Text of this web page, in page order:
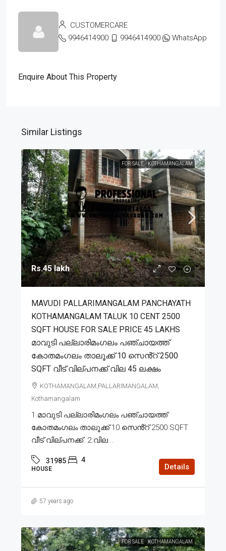
CUSTOMERCARE
9946414900
9946414900 WhatsApp
Enquire About This Property
Similar Listings
FOR SALE KOTHAMANGALAM
Rs.45 lakh
MAVUDI PALLARIMANGALAM PANCHAYATH
KOTHAMANGALAM TALUK 10 CENT 2500
SQFT HOUSE FOR SALE PRICE 45 LAKHS
മാവുടി പല്ലാരിമംഗലം പഞ്ചായത്ത്
കോതമംഗലം താലൂക്ക് 10 സെൻ്റ് 2500
SQFT വീട് വില്പനക്ക് വില 45 ലക്ഷം
KOTHAMANGALAM,PALLARIMANGALAM,
Kothamangalam
1.മാവുടി പല്ലാരിമംഗലം പഞ്ചായത്ത്
കോതമംഗലം താലൂക്ക് 10 സെൻ്റ് 2500 SQFT
വീട് വില്പനക്ക്. 2.വില...
31985 4
HOUSE Details
57 years ago
FOR SALE KOTHAMANGALAM